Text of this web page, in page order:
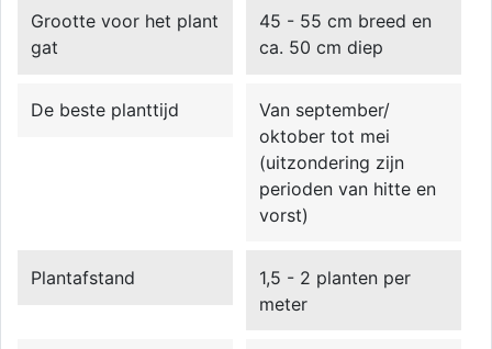
Grootte voor het plant
gat
45 - 55 cm breed en
ca. 50 cm diep
De beste planttijd
Van september/
oktober tot mei
(uitzondering zijn
perioden van hitte en
vorst)
Plantafstand
1,5 - 2 planten per
meter